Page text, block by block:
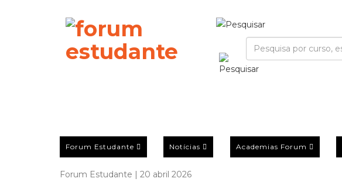
Forum Estudante Notícias Academias Forum
Forum Estudante | 20 abril 2026